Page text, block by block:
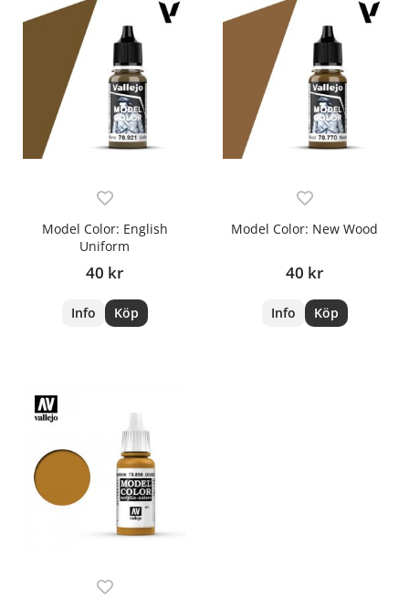
Model Color: English
Uniform
40 kr
Info Köp
Model Color: New Wood
40 kr
Info Köp